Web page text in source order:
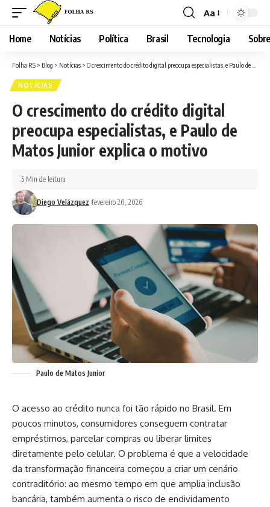
Font
Resizer
Aa
Home Notícias Política Brasil Tecnologia
Folha RS > Blog > Notícias > O crescimento do crédito digital preocupa especialistas, e Paulo de Matos Junior explica o motivo
NOTÍCIAS
O crescimento do crédito digital
preocupa especialistas, e Paulo de
Matos Junior explica o motivo
Diego Velázquez fevereiro 20, 2026
5 Min de leitura
Paulo de Matos Junior
O acesso ao crédito nunca foi tão rápido no Brasil. Em
poucos minutos, consumidores conseguem contratar
empréstimos, parcelar compras ou liberar limites
diretamente pelo celular. O problema é que a velocidade
da transformação financeira começou a criar um cenário
contraditório: ao mesmo tempo em que amplia inclusão
bancária, também aumenta o risco de endividamento